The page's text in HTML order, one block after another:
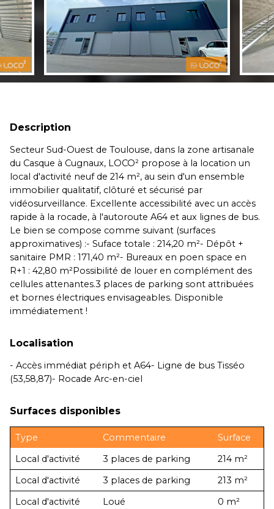
Description
Secteur Sud-Ouest de Toulouse, dans la zone artisanale
du Casque à Cugnaux, LOCO² propose à la location un
local d'activité neuf de 214 m², au sein d'un ensemble
immobilier qualitatif, clôturé et sécurisé par
vidéosurveillance. Excellente accessibilité avec un accès
rapide à la rocade, à l'autoroute A64 et aux lignes de bus.
Le bien se compose comme suivant (surfaces
approximatives) :- Suface totale : 214,20 m²- Dépôt +
sanitaire PMR : 171,40 m²- Bureaux en poen space en
R+1 : 42,80 m²Possibilité de louer en complément des
cellules attenantes.3 places de parking sont attribuées
et bornes électriques envisageables. Disponible
immédiatement !
Localisation
- Accès immédiat périph et A64- Ligne de bus Tisséo
(53,58,87)- Rocade Arc-en-ciel
Surfaces disponibles
Type Commentaire
Surface
Local d'activité
3 places de parking
214 m²
Local d'activité
3 places de parking
213 m²
Local d'activité
Loué
0 m²